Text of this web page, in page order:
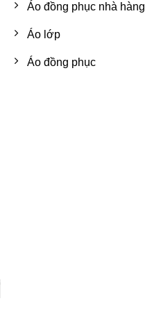
Áo đồng phục nhà hàng
Áo lớp
Áo đồng phục